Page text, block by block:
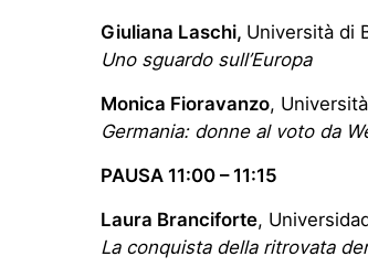
Giuliana Laschi, Università di
Uno sguardo sull’Europa
Monica Fioravanzo,
Germania: donne al voto da
PAUSA 11:00 – 11:15
Laura Branciforte,
La conquista della ritrovata